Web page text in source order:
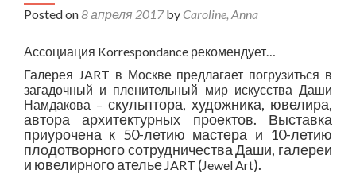
Posted on8 апреля 2017by Caroline, Anna
Ассоциация Korrespondance рекомендует…
Галерея JART в Москве предлагает погрузиться в
загадочный и пленительный мир искусства Даши
Намдакова – скульптора, художника, ювелира,
автора архитектурных проектов. Выставка
приурочена к 50-летию мастера и 10-летию
плодотворного сотрудничества Даши, галереи
и ювелирного ателье JART (JewelArt).